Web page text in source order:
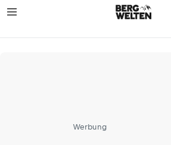
Werbung